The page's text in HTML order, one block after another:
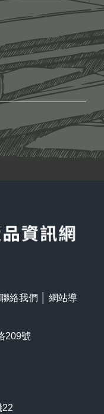
聯絡我們
網站導
209號
22